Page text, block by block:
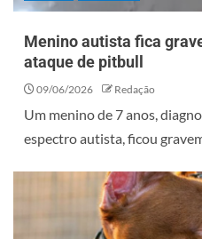
Menino autista fica
ataque de pitbull
09/06/2026 Redação
Um menino de 7 anos,
espectro autista, ficou